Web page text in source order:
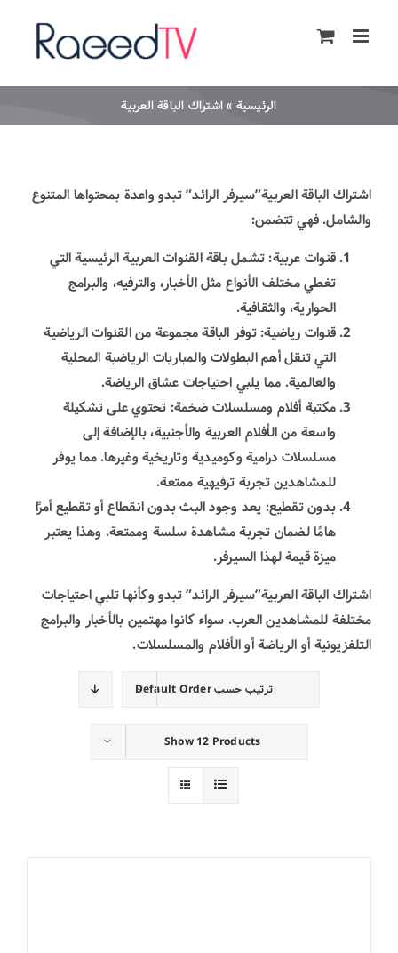
الرئيسية » اشتراك الباقة العربية
اشتراك الباقة العربية”سيرفر الرائد” تبدو واعدة بمحتواها المتنوع
والشامل. فهي تتضمن:
قنوات عربية: تشمل باقة القنوات العربية الرئيسية التي
تغطي مختلف الأنواع مثل الأخبار، والترفيه، والبرامج
الحوارية، والثقافية.
قنوات رياضية: توفر الباقة مجموعة من القنوات الرياضية
التي تنقل أهم البطولات والمباريات الرياضية المحلية
والعالمية. مما يلبي احتياجات عشاق الرياضة.
مكتبة أفلام ومسلسلات ضخمة: تحتوي على تشكيلة
واسعة من الأفلام العربية والأجنبية، بالإضافة إلى
مسلسلات درامية وكوميدية وتاريخية وغيرها. مما يوفر
للمشاهدين تجربة ترفيهية ممتعة.
بدون تقطيع: يعد وجود البث بدون انقطاع أو تقطيع أمرًا
هامًا لضمان تجربة مشاهدة سلسة وممتعة. وهذا يعتبر
ميزة قيمة لهذا السيرفر.
اشتراك الباقة العربية”سيرفر الرائد” تبدو وكأنها تلبي احتياجات
مختلفة للمشاهدين العرب. سواء كانوا مهتمين بالأخبار والبرامج
التلفزيونية أو الرياضة أو الأفلام والمسلسلات.
ترتيب حسبDefault Order
Show 12 Products